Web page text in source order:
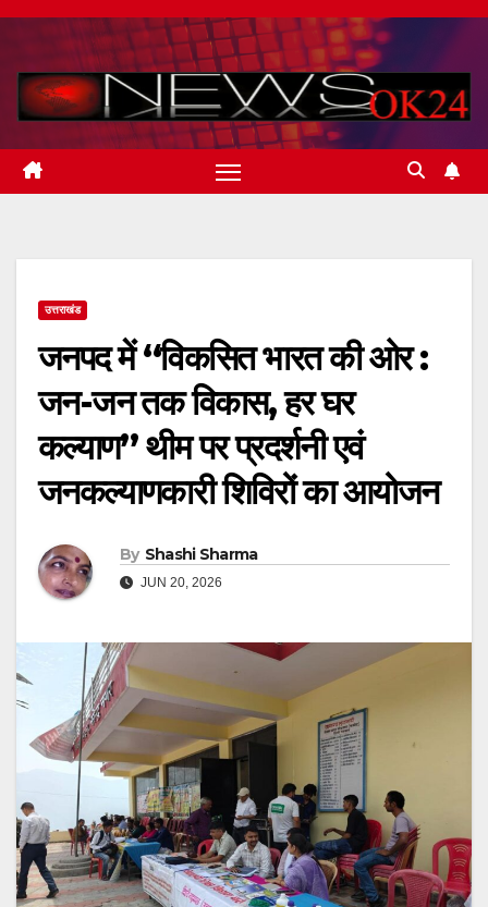
Skip
content
उत्तराखंड
जनपद में “विकसित भारत की ओर :
जन-जन तक विकास, हर घर
कल्याण” थीम पर प्रदर्शनी एवं
जनकल्याणकारी शिविरों का आयोजन
By Shashi Sharma
JUN 20, 2026